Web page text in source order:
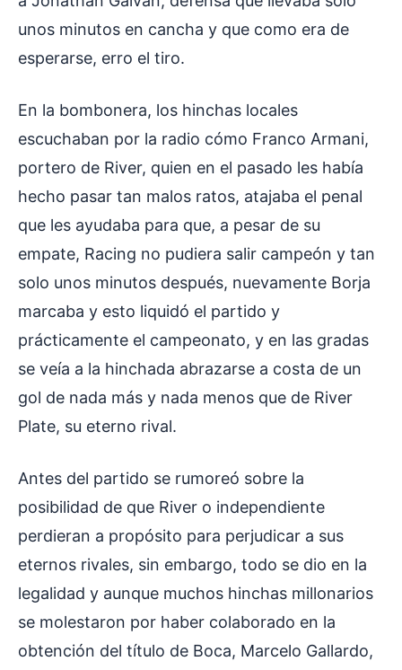
unos minutos en cancha y que como era de
esperarse, erro el tiro.
En la bombonera, los hinchas locales
escuchaban por la radio cómo Franco Armani,
portero de River, quien en el pasado les había
hecho pasar tan malos ratos, atajaba el penal
que les ayudaba para que, a pesar de su
empate, Racing no pudiera salir campeón y tan
solo unos minutos después, nuevamente Borja
marcaba y esto liquidó el partido y
prácticamente el campeonato, y en las gradas
se veía a la hinchada abrazarse a costa de un
gol de nada más y nada menos que de River
Plate, su eterno rival.
Antes del partido se rumoreó sobre la
posibilidad de que River o independiente
perdieran a propósito para perjudicar a sus
eternos rivales, sin embargo, todo se dio en la
legalidad y aunque muchos hinchas millonarios
se molestaron por haber colaborado en la
obtención del título de Boca, Marcelo Gallardo,